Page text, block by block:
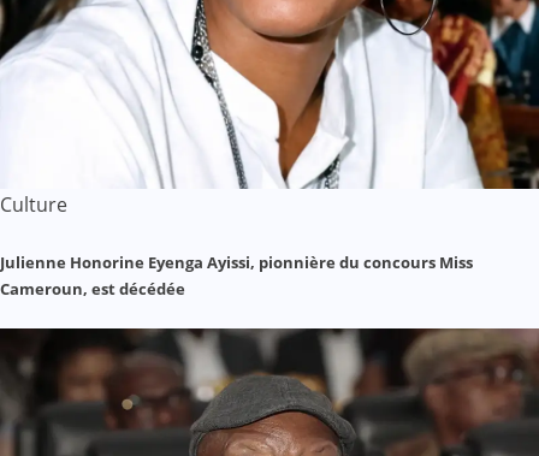
Culture
Julienne Honorine Eyenga Ayissi, pionnière du concours Miss
Cameroun, est décédée